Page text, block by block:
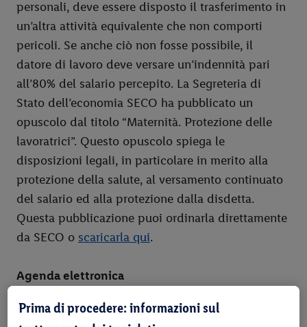
personali, deve essere disposto il trasferimento in
un’altra attività equivalente che non comporti
pericoli. Se anche ciò non fosse possibile, il
datore di lavoro deve versare un’indennità pari
all’80% del salario percepito. La Segreteria di
Stato dell’economia SECO ha pubblicato un
opuscolo dal titolo “Maternità. Protezione delle
lavoratrici”. Questo opuscolo spiega le
disposizioni legali, in particolare in merito alla
protezione della salute, al versamento continuato
del salario ed alla protezione dalla disdetta.
Questa pubblicazione puoi ordinarla direttamente
da SECO o scaricarla qui.
Agenda elettronica
Non appena si scopre di essere incinta, emergono
Prima di procedere: informazioni sul